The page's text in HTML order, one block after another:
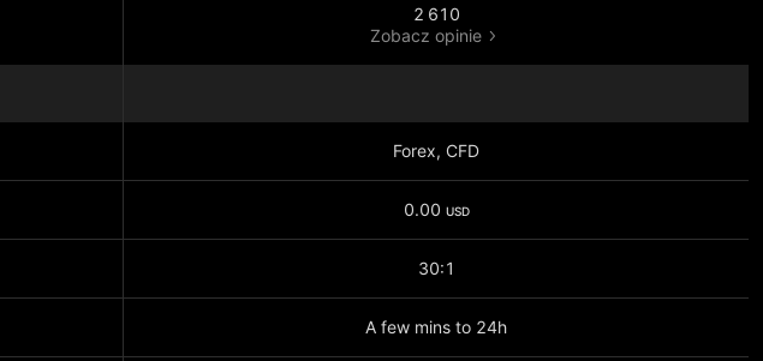
2 610
Zobacz opinie
Forex, CFD
0.00 USD
30:1
A few mins to 24h